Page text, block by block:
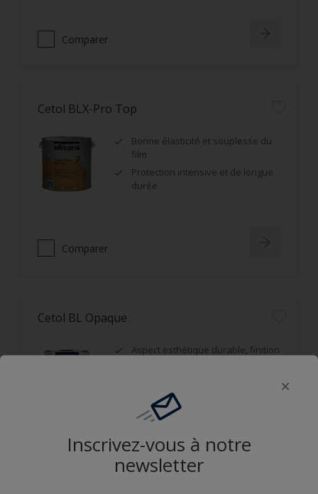
Comparer
Cetol BLX-Pro Top
Bonne élasticité et souplesse du
film
Protection intensive et de longue
durée
Comparer
Cetol BL Opaque
Aspect esthétique durable, finition
ou d'aspect hétérogène
Résistance aux UV et durabilité du
Inscrivez-vous à notre
newsletter